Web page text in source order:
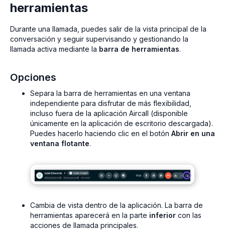
herramientas
Durante una llamada, puedes salir de la vista principal de la
conversación y seguir supervisando y gestionando la
llamada activa mediante la barra de herramientas.
Opciones
Separa la barra de herramientas en una ventana
independiente para disfrutar de más flexibilidad,
incluso fuera de la aplicación Aircall (disponible
únicamente en la aplicación de escritorio descargada).
Puedes hacerlo haciendo clic en el botón Abrir en una
ventana flotante.
Cambia de vista dentro de la aplicación. La barra de
herramientas aparecerá en la parte inferior con las
acciones de llamada principales.